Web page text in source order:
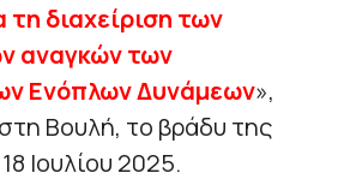
διαχείριση των
αναγκών των
Ενόπλων Δυνάμεων»,
Βουλή, το βράδυ της
Ιουλίου 2025.